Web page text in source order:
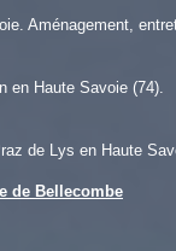
Aménagement,
en Haute Savoie (74).
de Lys en Haute
de Bellecombe